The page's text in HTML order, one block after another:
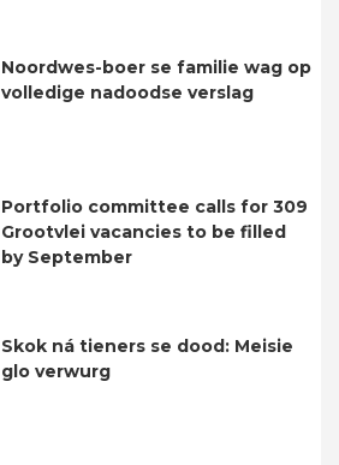
Noordwes-boer se familie wag op
volledige nadoodse verslag
Portfolio committee calls for 309
Grootvlei vacancies to be filled
by September
Skok ná tieners se dood: Meisie
glo verwurg